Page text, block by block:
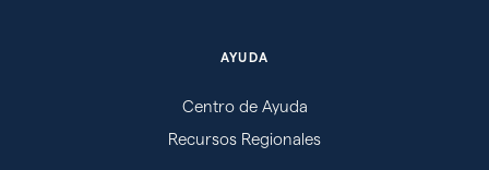
AYUDA
Centro de Ayuda
Recursos Regionales